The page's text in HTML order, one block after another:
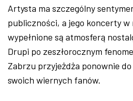
Artysta ma szczególny
publiczności, a jego koncerty w
wypełnione są atmosferą
Drupi po zeszłorocznym
Zabrzu przyjeżdża ponownie
swoich wiernych fanów.